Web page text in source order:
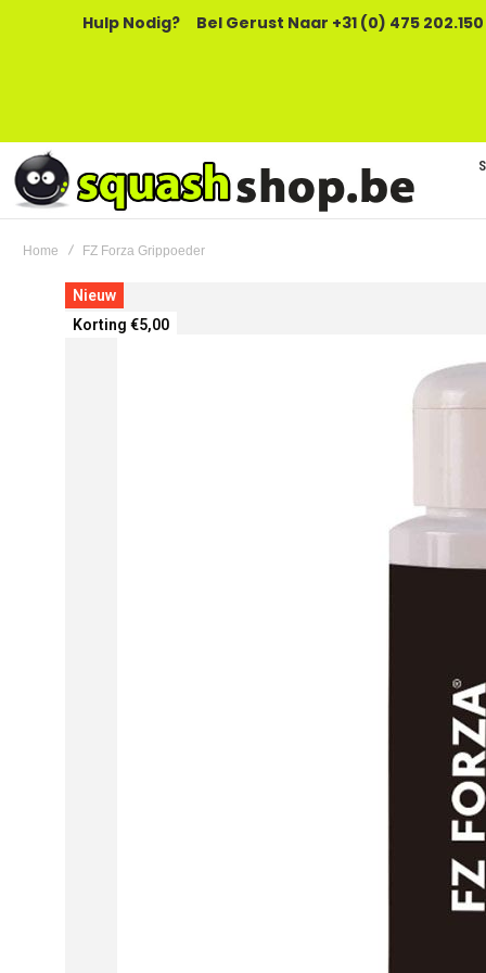
Hulp Nodig? Bel Gerust Naar +31 (0) 475
Home FZ Forza Grippoeder
Ga
naar
het
Nieuw
Korting €5,00